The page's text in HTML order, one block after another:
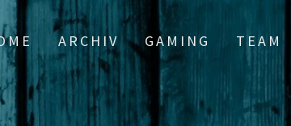
ARCHIV GAMING TEAM